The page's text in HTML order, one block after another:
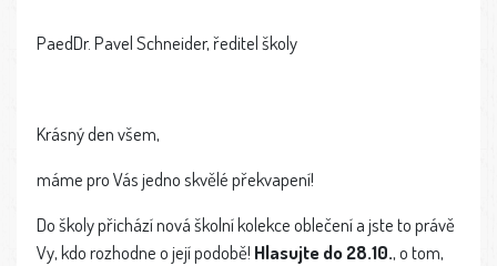
PaedDr. Pavel Schneider, ředitel školy
Krásný den všem,
máme pro Vás jedno skvělé překvapení!
Do školy přichází nová školní kolekce oblečení a jste to právě
Vy, kdo rozhodne o její podobě! Hlasujte do 28.10., o tom,